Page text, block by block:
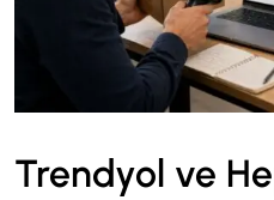
Trendyol ve